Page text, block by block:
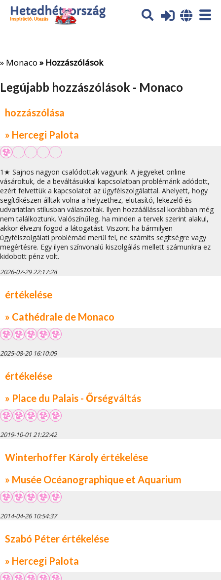
Az oldal sütiket (cookies) használ. További tájékoztatás itt:
Adatvédelmi tájékoztató
» Monaco » Hozzászólások
Legújabb hozzászólások - Monaco
hozzászólása
» Hercegi Palota
1★ Sajnos nagyon csalódottak vagyunk. A jegyeket online
vásároltuk, de a beváltásukkal kapcsolatban problémánk adódott,
ezért felvettük a kapcsolatot az ügyfélszolgálattal. Ahelyett, hogy
segítőkészen álltak volna a helyzethez, elutasító, lekezelő és
udvariatlan stílusban válaszoltak. Ilyen hozzáállással korábban még
nem találkoztunk. Valószínűleg, ha minden a tervek szerint alakul,
akkor élvezni fogod a látogatást. Viszont ha bármilyen
ügyfélszolgálati problémád merül fel, ne számíts segítségre vagy
megértésre. Egy ilyen színvonalú kiszolgálás mellett számunkra ez
kidobott pénz volt.
2026-07-29 22:17:28
értékelése
» Cathédrale de Monaco
2025-08-20 16:10:09
értékelése
» Place du Palais - Őrségváltás
2019-10-01 21:22:42
Winterhoffer Károly értékelése
» Musée Océanographique et Aquarium
2014-04-26 10:54:37
Szabó Péter értékelése
» Hercegi Palota